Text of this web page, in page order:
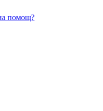
помощ?